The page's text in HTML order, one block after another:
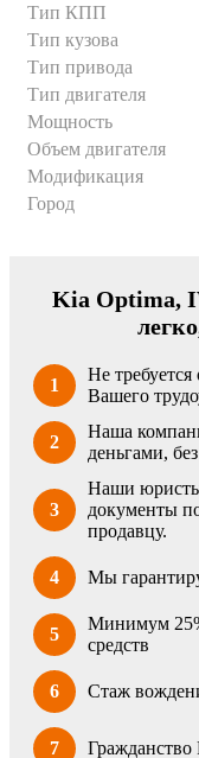
Тип КПП
Тип кузова
Тип привода
Тип двигателя
Мощность
Объем двигателя
Модификация
Город
Kia Optima,
1
Не
Вашего
2
Наша
деньгами,
3
Наши юристы
документы
продавцу.
4 Мы
5
Минимум
средств
6 Стаж
7